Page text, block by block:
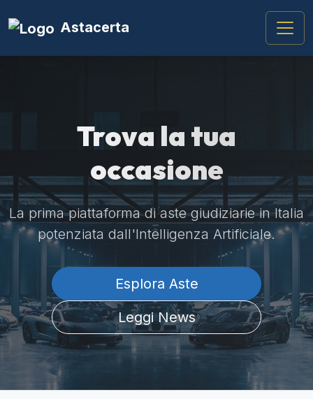
Astacerta
Trova la tua
occasione
La prima piattaforma di aste giudiziarie in Italia
potenziata dall'Intelligenza Artificiale.
Esplora Aste
Leggi News